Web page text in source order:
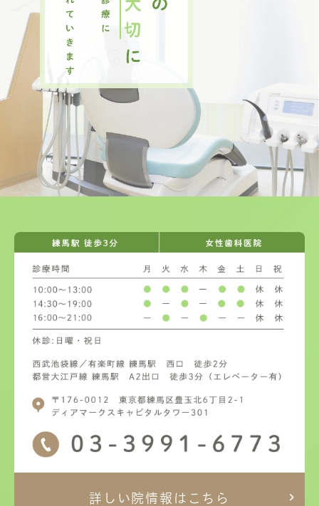
詳しい院情報はこちら